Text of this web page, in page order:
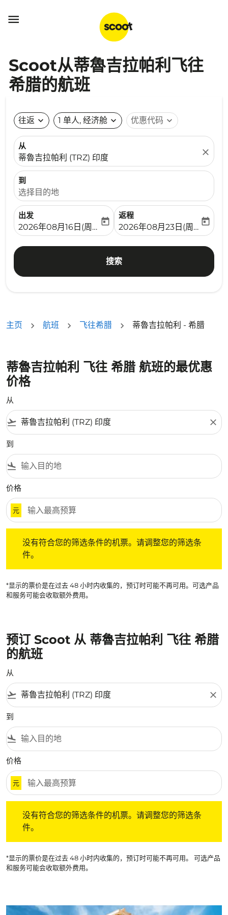

Scoot从蒂魯吉拉帕利飞往
希腊的航班
往返 expand_more 1 单人, 经济舱 expand_more 优惠代码 expand_more
从
蒂魯吉拉帕利 (TRZ) 印度
close
到
选择目的地
出发
fc-booking-departure-date-aria-label
2026年08月16日(周日)
today
返程
fc-booking-return-date-
2026年08月23日(周日)
today
搜索
主页 航班 飞往希腊 蒂魯吉拉帕利 - 希腊
蒂魯吉拉帕利 飞往 希腊 航班的最优惠
价格
从
flight_takeoff close
到
flight_land
价格
元
没有符合您的筛选条件的机票。请调整您的筛选条
件。
*显示的票价是在过去 48 小时内收集的，预订时可能不再可用。可选产品
和服务可能会收取额外费用。
预订 Scoot 从 蒂魯吉拉帕利 飞往 希腊
的航班
从
flight_takeoff close
到
flight_land
价格
元
没有符合您的筛选条件的机票。请调整您的筛选条
件。
*显示的票价是在过去 48 小时内收集的，预订时可能不再可用。 可选产品
和服务可能会收取额外费用。